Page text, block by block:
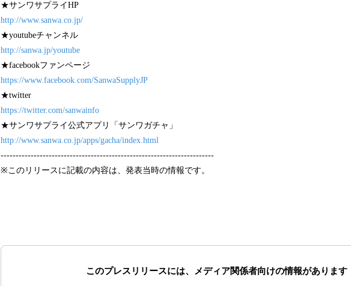
★サンワサプライHP
http://www.sanwa.co.jp/
★youtubeチャンネル
http://sanwa.jp/youtube
★facebookファンページ
https://www.facebook.com/SanwaSupplyJP
★twitter
https://twitter.com/sanwainfo
★サンワサプライ公式アプリ「サンワガチャ」
http://www.sanwa.co.jp/apps/gacha/index.html
-----------------------------------------------------------------------
※このリリースに記載の内容は、発表当時の情報です。
このプレスリリースには、 メディア関係者向けの情報があります